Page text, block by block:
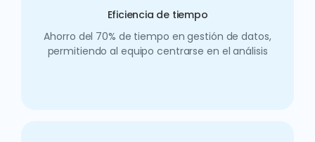
Eficiencia de tiempo
Ahorro del 70% de tiempo en gestión de datos,
permitiendo al equipo centrarse en el análisis